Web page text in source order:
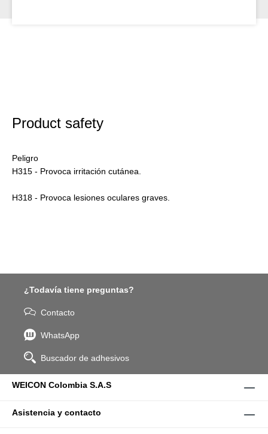
Product safety
Peligro
H315 - Provoca irritación cutánea.
H318 - Provoca lesiones oculares graves.
¿Todavía tiene preguntas?
Contacto
WhatsApp
Buscador de adhesivos
WEICON Colombia S.A.S
Asistencia y contacto